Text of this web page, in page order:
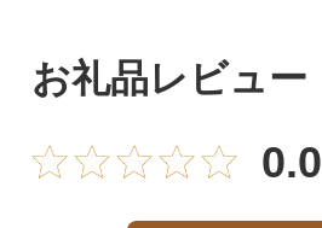
お礼品レビュー
0.0